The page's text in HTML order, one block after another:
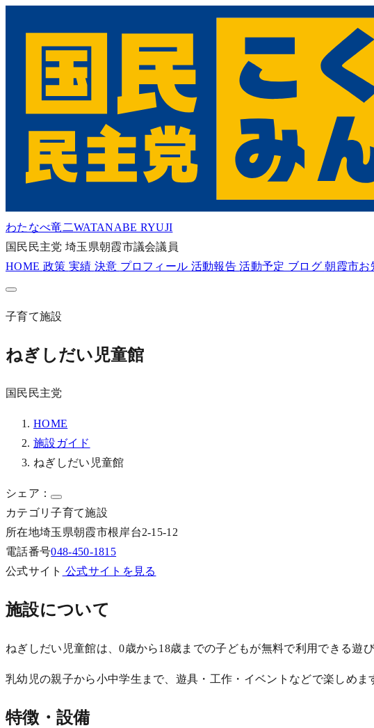
わたなべ竜二WATANABE RYUJI
国民民主党 埼玉県朝霞市議会議員
HOME 政策 実績 決意 プロフィール 活動報告活動予定 ブログ朝霞市お
子育て施設
ねぎしだい児童館
国民民主党
HOME
施設ガイド
ねぎしだい児童館
シェア：
カテゴリ子育て施設
所在地埼玉県朝霞市根岸台2-15-12
電話番号048-450-1815
公式サイト 公式サイトを見る
施設について
ねぎしだい児童館は、0歳から18歳までの子どもが無料で利用できる遊
乳幼児の親子から小中学生まで、遊具・工作・イベントなどで楽しめ
特徴・設備